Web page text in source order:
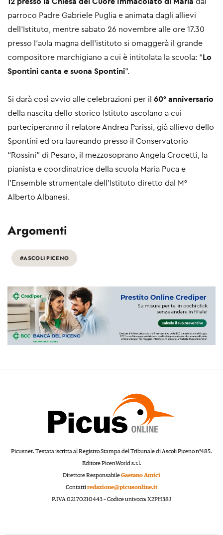
parroco Padre Gabriele Puglia e animata dagli allievi
dell’Istituto, mentre sabato 26 novembre alle ore 17.30
presso l’aula magna dell’istituto si omaggerà il grande
compositore marchigiano a cui è intitolata la scuola: “Lo
Spontini canta e suona Spontini”.
Si darà così avvio alle celebrazioni per il 60° anniversario
della nascita dello storico Istituto ascolano a cui
parteciperanno il relatore Andrea Parissi, già allievo dello
Spontini ed ora laureando presso il Conservatorio
“Rossini” di Pesaro, il mezzosoprano Angela Crocetti, la
pianista e coordinatrice della scuola Maria Puca e
l’Ensemble strumentale dell’Istituto diretto dal M°
Alberto Albanesi.
Argomenti
#ASCOLI PICENO
Picusnet. Testata iscritta al Registro Stampa del Tribunale di Ascoli Piceno n°485.
Editore PicenWorld s.r.l.
Direttore ResponsabileGaetano Amici
Contattiredazione@picusonline.it
P.IVA 02170210443 – Codice univoco: X2PH38J